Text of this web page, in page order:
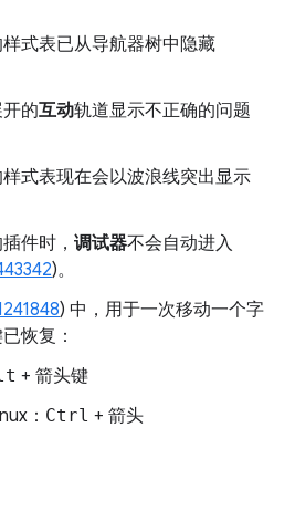
式表已从导航器树中隐藏
的互动轨道显示不正确的问题
样式表现在会以波浪线突出显示
件时， 调试器不会自动进入
)。
) 中，用于一次移动一个字
恢复：
+ 箭头键
： Ctrl + 箭头